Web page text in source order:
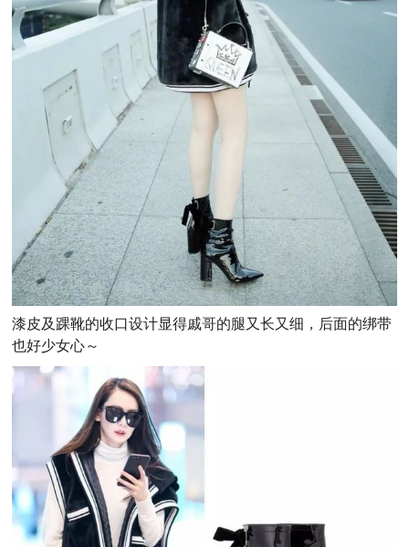
漆皮及踝靴的收口设计显得戚哥的腿又长又细，后面的绑带
也好少女心～